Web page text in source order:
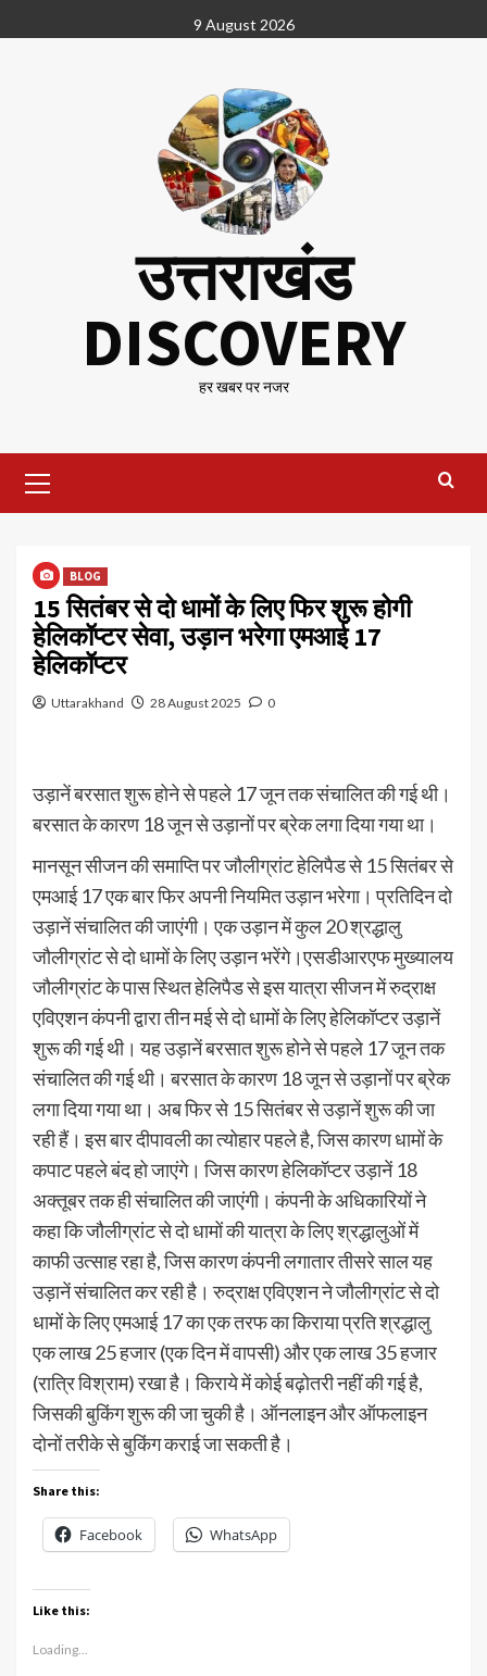
to
9 August 2026
उत्तराखंड
DISCOVERY
हर खबर पर नजर
Menu
BLOG
15 सितंबर से दो धामों के लिए फिर शुरू होगी
हेलिकॉप्टर सेवा, उड़ान भरेगा एमआई 17
हेलिकॉप्टर
Uttarakhand 28 August 2025 0
उड़ानें बरसात शुरू होने से पहले 17 जून तक संचालित की गई थी।
बरसात के कारण 18 जून से उड़ानों पर ब्रेक लगा दिया गया था।
मानसून सीजन की समाप्ति पर जौलीग्रांट हेलिपैड से 15 सितंबर से
एमआई 17 एक बार फिर अपनी नियमित उड़ान भरेगा। प्रतिदिन दो
उड़ानें संचालित की जाएंगी। एक उड़ान में कुल 20 श्रद्धालु
जौलीग्रांट से दो धामों के लिए उड़ान भरेंगे।एसडीआरएफ मुख्यालय
जौलीग्रांट के पास स्थित हेलिपैड से इस यात्रा सीजन में रुद्राक्ष
एविएशन कंपनी द्वारा तीन मई से दो धामों के लिए हेलिकॉप्टर उड़ानें
शुरू की गई थी। यह उड़ानें बरसात शुरू होने से पहले 17 जून तक
संचालित की गई थी। बरसात के कारण 18 जून से उड़ानों पर ब्रेक
लगा दिया गया था। अब फिर से 15 सितंबर से उड़ानें शुरू की जा
रही हैं। इस बार दीपावली का त्योहार पहले है, जिस कारण धामों के
कपाट पहले बंद हो जाएंगे। जिस कारण हेलिकॉप्टर उड़ानें 18
अक्तूबर तक ही संचालित की जाएंगी। कंपनी के अधिकारियों ने
कहा कि जौलीग्रांट से दो धामों की यात्रा के लिए श्रद्धालुओं में
काफी उत्साह रहा है, जिस कारण कंपनी लगातार तीसरे साल यह
उड़ानें संचालित कर रही है। रुद्राक्ष एविएशन ने जौलीग्रांट से दो
धामों के लिए एमआई 17 का एक तरफ का किराया प्रति श्रद्धालु
एक लाख 25 हजार (एक दिन में वापसी) और एक लाख 35 हजार
(रात्रि विश्राम) रखा है। किराये में कोई बढ़ोतरी नहीं की गई है,
जिसकी बुकिंग शुरू की जा चुकी है। ऑनलाइन और ऑफलाइन
दोनों तरीके से बुकिंग कराई जा सकती है।
Share this:
Facebook WhatsApp
Like this:
Loading...